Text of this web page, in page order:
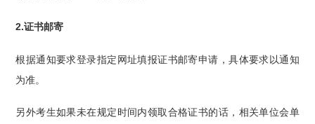
2.证书邮寄
根据通知要求登录指定网址填报证书邮寄申请，具体要求以通知
为准。
另外考生如果未在规定时间内领取合格证书的话，相关单位会单